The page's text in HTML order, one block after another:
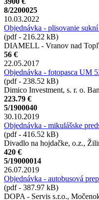
8/2200025
10.03.2022
Objednávka - plisovanie
(pdf - 216.22 kB)
DIAMELL - Vranov nad
56 €
22.05.2017
Objednávka - fotopasca UM
(pdf - 238.52 kB)
Dimico Investment, s. r. o.
223.79 €
5/1900040
30.10.2019
Objednávka - mikulášske
(pdf - 416.52 kB)
Divadlo na hojdačke, o.z.,
420 €
5/19000014
26.07.2019
Objednávka - autobusová
(pdf - 387.97 kB)
DOPA - Servis s.r.o.,